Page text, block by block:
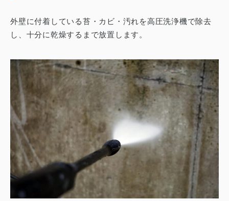
外壁に付着している苔・カビ・汚れを高圧洗浄機で除去
し、十分に乾燥するまで放置します。